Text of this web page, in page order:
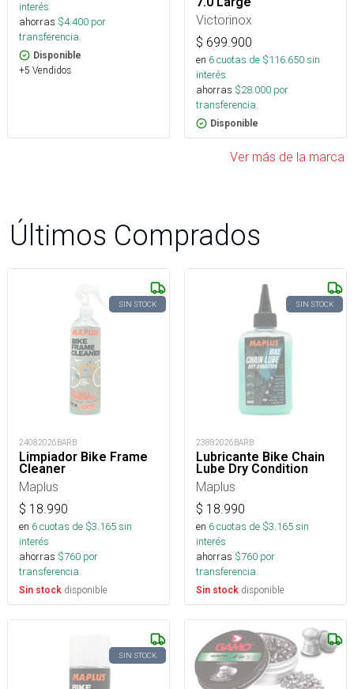
interés
ahorras $4.400 por
transferencia.
Disponible
+5 Vendidos
Victorinox
$ 699.900
en 6cuotas de $116.650sin
interés
ahorras $28.000 por
transferencia.
Disponible
Ver más de la marca
Últimos Comprados
SIN STOCK
24082026BARB
Limpiador Bike Frame
Cleaner
Maplus
$ 18.990
en 6cuotas de $3.165sin
interés
ahorras $760 por
transferencia.
Sin stock disponible
SIN STOCK
23882026BARB
Lubricante Bike Chain
Lube Dry Condition
Maplus
$ 18.990
en 6cuotas de $3.165sin
interés
ahorras $760 por
transferencia.
Sin stock disponible
SIN STOCK